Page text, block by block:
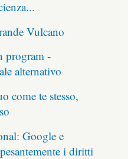
Vulcano
program -
alternativo
come te stesso,
Google e
i diritti